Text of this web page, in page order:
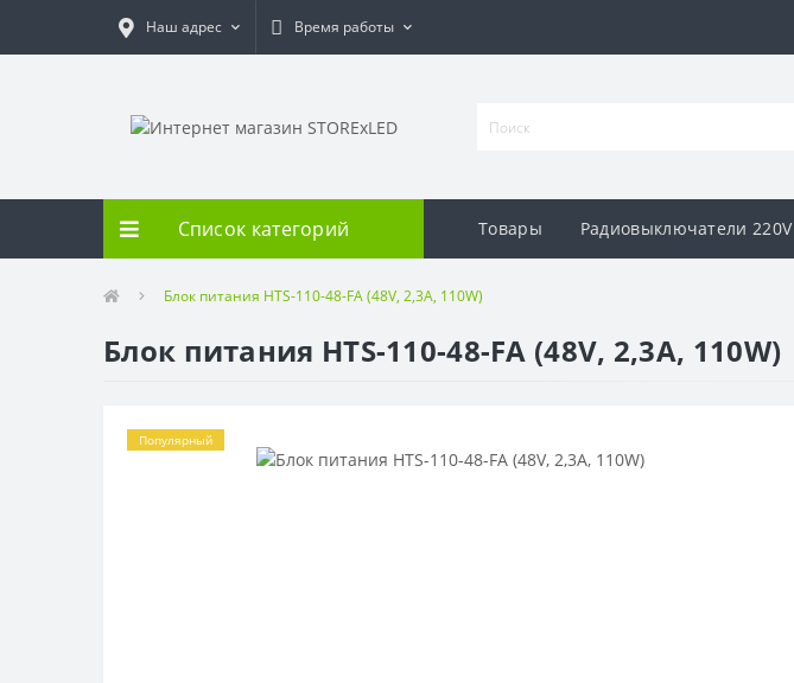
Наш адрес Время работы
Список категорий Товары Радиовыключатели 220V
Блок питания HTS-110-48-FA (48V, 2,3A, 110W)
Блок питания HTS-110-48-FA (48V, 2,3A, 110W)
Популярный